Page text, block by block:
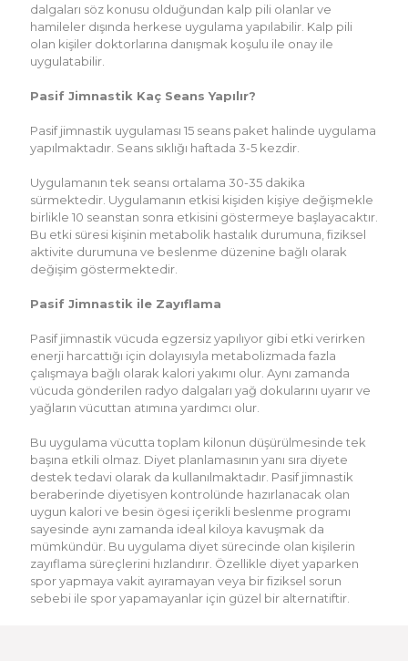
dalgaları söz konusu olduğundan kalp pili olanlar ve
hamileler dışında herkese uygulama yapılabilir. Kalp pili
olan kişiler doktorlarına danışmak koşulu ile onay ile
uygulatabilir.
Pasif Jimnastik Kaç Seans Yapılır?
Pasif jimnastik uygulaması 15 seans paket halinde uygulama
yapılmaktadır. Seans sıklığı haftada 3-5 kezdir.
Uygulamanın tek seansı ortalama 30-35 dakika
sürmektedir. Uygulamanın etkisi kişiden kişiye değişmekle
birlikle 10 seanstan sonra etkisini göstermeye başlayacaktır.
Bu etki süresi kişinin metabolik hastalık durumuna, fiziksel
aktivite durumuna ve beslenme düzenine bağlı olarak
değişim göstermektedir.
Pasif Jimnastik ile Zayıflama
Pasif jimnastik vücuda egzersiz yapılıyor gibi etki verirken
enerji harcattığı için dolayısıyla metabolizmada fazla
çalışmaya bağlı olarak kalori yakımı olur. Aynı zamanda
vücuda gönderilen radyo dalgaları yağ dokularını uyarır ve
yağların vücuttan atımına yardımcı olur.
Bu uygulama vücutta toplam kilonun düşürülmesinde tek
başına etkili olmaz. Diyet planlamasının yanı sıra diyete
destek tedavi olarak da kullanılmaktadır. Pasif jimnastik
beraberinde diyetisyen kontrolünde hazırlanacak olan
uygun kalori ve besin ögesi içerikli beslenme programı
sayesinde aynı zamanda ideal kiloya kavuşmak da
mümkündür. Bu uygulama diyet sürecinde olan kişilerin
zayıflama süreçlerini hızlandırır. Özellikle diyet yaparken
spor yapmaya vakit ayıramayan veya bir fiziksel sorun
sebebi ile spor yapamayanlar için güzel bir alternatiftir.